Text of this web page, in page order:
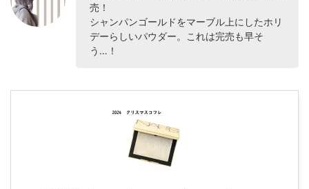
売！
シャンパンゴールドをマーブル上にしたホリ
デーらしいパウダー。これは完売も早そ
う…！